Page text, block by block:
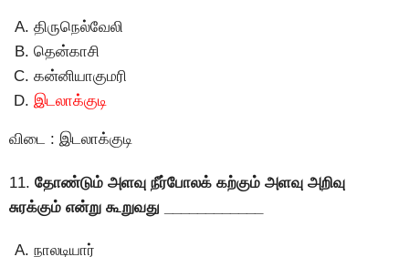
திருநெல்வேலி
தென்காசி
கன்னியாகுமரி
இடலாக்குடி
விடை : இடலாக்குடி
11. தோண்டும் அளவு நீர்போலக் கற்கும் அளவு அறிவு
சுரக்கும் என்று கூறுவது ____________
நாலடியார்